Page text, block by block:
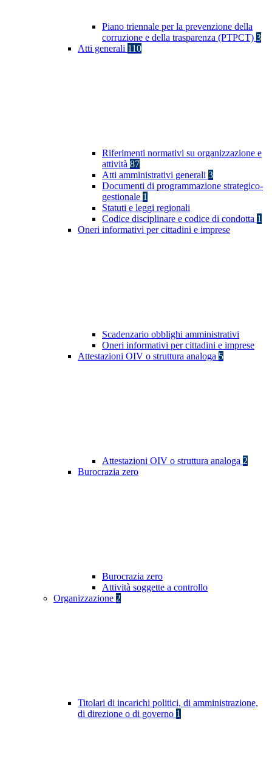
Piano triennale per la prevenzione della
corruzione e della trasparenza (PTPCT) 3
Atti generali 110
Riferimenti normativi su organizzazione e
attività 87
Atti amministrativi generali 3
Documenti di programmazione strategico-
gestionale 1
Statuti e leggi regionali
Codice disciplinare e codice di condotta 1
Oneri informativi per cittadini e imprese
Scadenzario obblighi amministrativi
Oneri informativi per cittadini e imprese
Attestazioni OIV o struttura analoga 5
Attestazioni OIV o struttura analoga 2
Burocrazia zero
Burocrazia zero
Attività soggette a controllo
Organizzazione 2
Titolari di incarichi politici, di amministrazione,
di direzione o di governo 1